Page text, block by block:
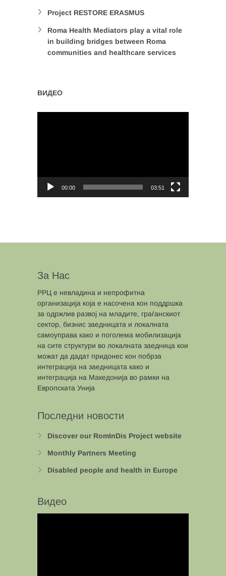
Project RESTORE ERASMUS
Roma Health Mediators play a vital role
in building bridges between Roma
communities and healthcare services
ВИДЕО
00:00 03:51
За Нас
РРЦ е невладина и непрофитна
организација која е насочена кон поддршка
за одржлив развој на младите, граѓанскиот
сектор, бизнис заедницата и локалната
самоуправа како и поголема мобилизација
на сите структури во локалната заедница кои
можат да дадат придонес кон побрза
интеграција на заедницата како и
интеграција на Македонија во рамки на
Европската Унија
Последни новости
Discover our RomInDis Project website
Monthly Partners Meeting
Disabled people and health in Europe
Видео